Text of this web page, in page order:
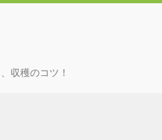
収穫のコツ！